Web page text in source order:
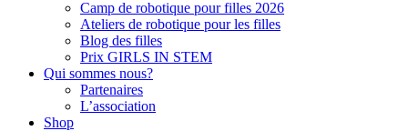
Camp de robotique pour filles 2026
Ateliers de robotique pour les filles
Blog des filles
Prix GIRLS IN STEM
Qui sommes nous?
Partenaires
L’association
Shop